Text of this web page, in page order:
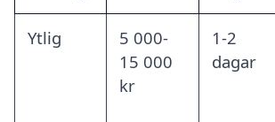
Ytlig
5 000-
15 000
kr
1-2
dagar